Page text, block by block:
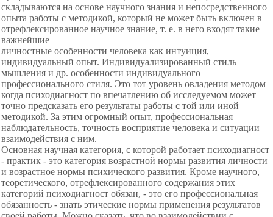
складываются на основе научного знания и непосредственного
опыта работы с методикой, который не может быть включен в
отрефлексированное научное знание, т. е. в него входят такие
важнейшие
личностные особенности человека как интуиция,
индивидуальный опыт. Индивидуализированный стиль
мышления и др. особенности индивидуального
профессионального стиля. Это тот уровень овладения методом
когда психодиагност по впечатлению об исследуемом может
точно предсказать его результаты работы с той или иной
методикой. За этим огромный опыт, профессиональная
наблюдательность, точность восприятие человека и ситуации
взаимодействия с ним.
Основная научная категория, с которой работает психодиагност
- практик - это категория возрастной нормы развития личности
и возрастное нормы психического развития. Кроме научного,
теоретического, отрефлексированного содержания этих
категорий психодиагност обязан, - это его профессиональная
обязанность - знать этические нормы применения результатов